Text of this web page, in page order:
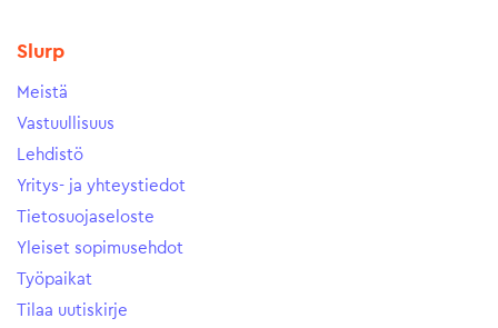
Slurp
Meistä
Vastuullisuus
Lehdistö
Yritys- ja yhteystiedot
Tietosuojaseloste
Yleiset sopimusehdot
Työpaikat
Tilaa uutiskirje